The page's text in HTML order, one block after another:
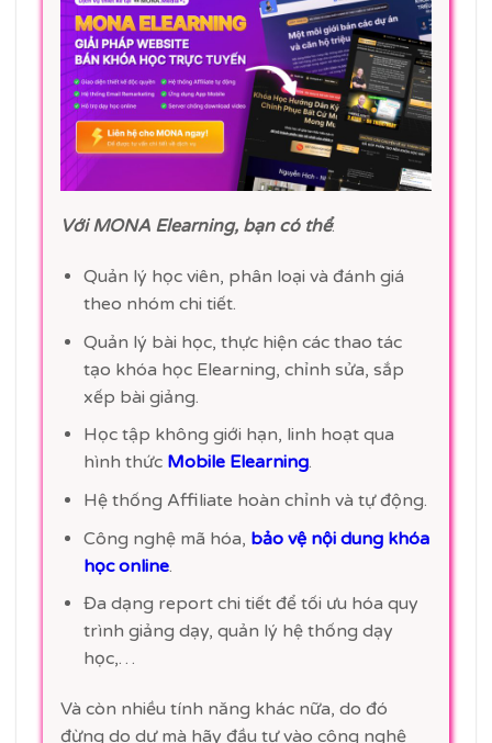
Với MONA Elearning, bạn có thể:
Quản lý học viên, phân loại và đánh giá
theo nhóm chi tiết.
Quản lý bài học, thực hiện các thao tác
tạo khóa học Elearning, chỉnh sửa, sắp
xếp bài giảng.
Học tập không giới hạn, linh hoạt qua
hình thức Mobile Elearning.
Hệ thống Affiliate hoàn chỉnh và tự động.
Công nghệ mã hóa, bảo vệ nội dung khóa
học online.
Đa dạng report chi tiết để tối ưu hóa quy
trình giảng dạy, quản lý hệ thống dạy
học,…
Và còn nhiều tính năng khác nữa, do đó
đừng do dự mà hãy đầu tư vào công nghệ